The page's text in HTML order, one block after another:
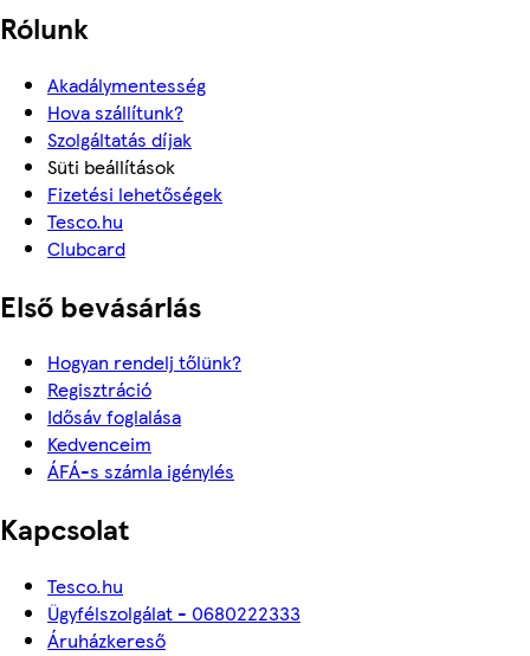
Rólunk
Akadálymentesség
Hova szállítunk?
Szolgáltatás díjak
Süti beállítások
Fizetési lehetőségek
Tesco.hu
Clubcard
Első bevásárlás
Hogyan rendelj tőlünk?
Regisztráció
Idősáv foglalása
Kedvenceim
ÁFÁ-s számla igénylés
Kapcsolat
Tesco.hu
Ügyfélszolgálat - 0680222333
Áruházkereső